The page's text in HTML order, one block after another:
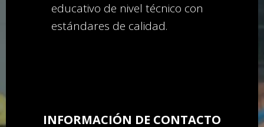
educativo de nivel técnico con
estándares de calidad.
INFORMACIÓN DE CONTACTO